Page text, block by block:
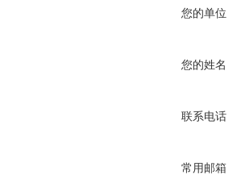
您的单位
您的姓名
联系电话
常用邮箱